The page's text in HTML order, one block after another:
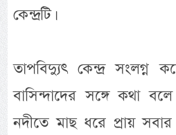
কেন্দ্রটি।
তাপবিদ্যুৎ কেন্দ্র সংলগ্ন
বাসিন্দাদের সঙ্গে কথা
নদীতে মাছ ধরে প্রায় সবার